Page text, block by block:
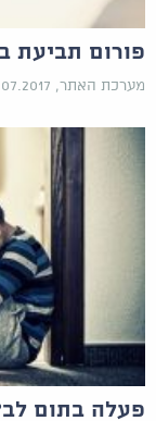
פורום תביעת
מערכת האתר, 07.07.2017
פעלה בתום